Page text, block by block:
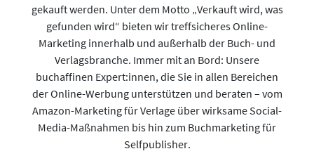
gekauft werden. Unter dem Motto „Verkauft wird, was
gefunden wird“ bieten wir treffsicheres Online-
Marketing innerhalb und außerhalb der Buch- und
Verlagsbranche. Immer mit an Bord: Unsere
buchaffinen Expert:innen, die Sie in allen Bereichen
der Online-Werbung unterstützen und beraten – vom
Amazon-Marketing für Verlage über wirksame Social-
Media-Maßnahmen bis hin zum Buchmarketing für
Selfpublisher.